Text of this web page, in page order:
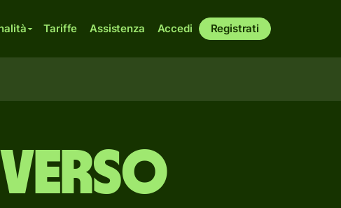
Tariffe Assistenza Accedi Registrati